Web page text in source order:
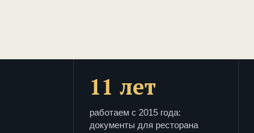
11 лет
работаем с 2015 года:
документы для ресторана